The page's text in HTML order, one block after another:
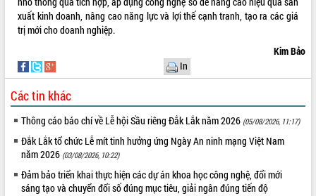
THỐNG KÊ TRUY CẬP
Hôm nay:
22814
Tất cả: 65998956
xuất kinh doanh, nâng cao năng lực và lợi thế cạnh tranh, tạo ra các giá
trị mới cho doanh nghiệp.
Kim Bảo
In
Các tin khác
Thông cáo báo chí về Lễ hội Sầu riêng Đắk Lắk năm 2026 (05/08/2026, 11:17)
Đắk Lắk tổ chức Lễ mít tinh hưởng ứng Ngày An ninh mạng Việt Nam
năm 2026 (03/08/2026, 10:22)
Đảm bảo triển khai thực hiện các dự án khoa học công nghệ, đổi mới
sáng tạo và chuyển đổi số đúng mục tiêu, giải ngân đúng tiến độ